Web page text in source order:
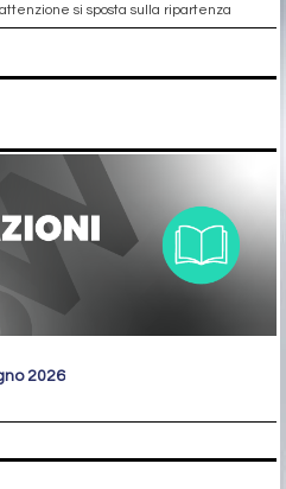
si sposta sulla ripartenza
2026